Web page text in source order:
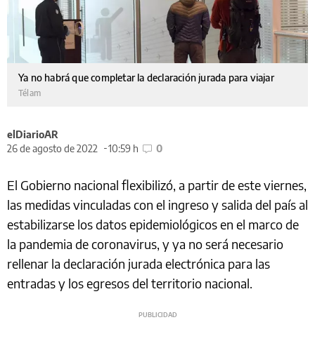
Ya no habrá que completar la declaración jurada para viajar
Télam
elDiarioAR
26 de agosto de 2022
10:59 h 0
El Gobierno nacional flexibilizó, a partir de este viernes,
las medidas vinculadas con el ingreso y salida del país al
estabilizarse los datos epidemiológicos en el marco de
la pandemia de coronavirus, y ya no será necesario
rellenar la declaración jurada electrónica para las
entradas y los egresos del territorio nacional.